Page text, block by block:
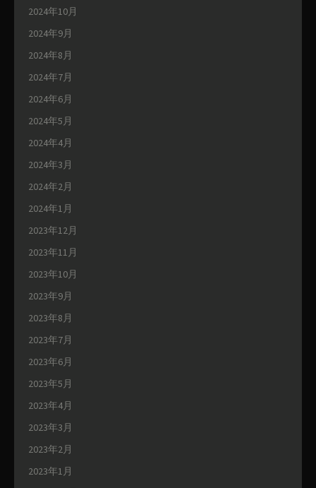
2024年10月
2024年9月
2024年8月
2024年7月
2024年6月
2024年5月
2024年4月
2024年3月
2024年2月
2024年1月
2023年12月
2023年11月
2023年10月
2023年9月
2023年8月
2023年7月
2023年6月
2023年5月
2023年4月
2023年3月
2023年2月
2023年1月